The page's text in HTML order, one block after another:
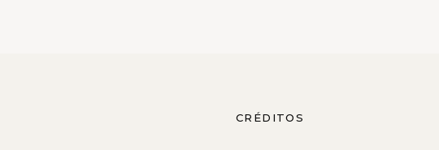
CRÉDITOS